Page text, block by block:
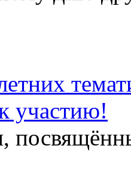
участию!